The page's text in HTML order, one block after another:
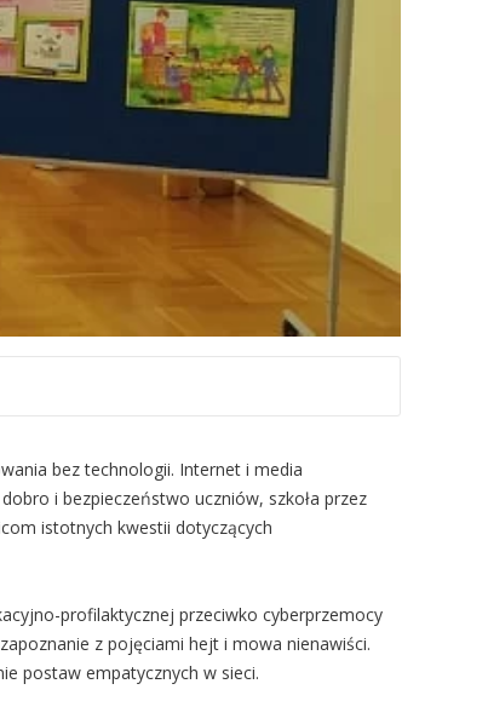
bez technologii. Internet i media
i bezpieczeństwo uczniów, szkoła przez
istotnych kwestii dotyczących
profilaktycznej przeciwko cyberprzemocy
z pojęciami hejt i mowa nienawiści.
postaw empatycznych w sieci.